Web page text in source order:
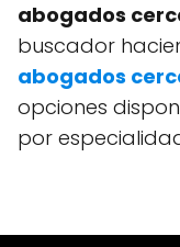
abogados
buscador
abogados
opciones
por